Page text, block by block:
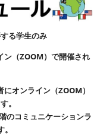
る学生のみ
ン（ZOOM）で開催され
にオンライン（ZOOM）
。
のコミュニケーションラ